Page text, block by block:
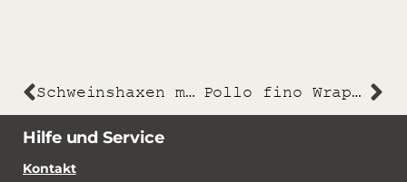
Schweinshaxen mit Dunkelbiersoße Pollo fino Wraps mit Kürbis, Speck und Käsesoße
Hilfe und Service
Kontakt